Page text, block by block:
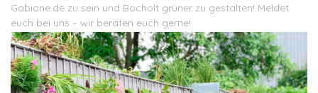
Gabione.de zu sein und Bocholt grüner zu gestalten! Meldet
euch bei uns – wir beraten euch gerne!